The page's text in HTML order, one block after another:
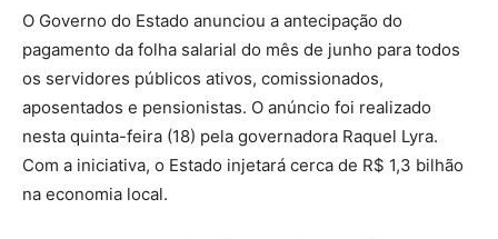
O Governo do Estado anunciou a antecipação do
pagamento da folha salarial do mês de junho para todos
os servidores públicos ativos, comissionados,
aposentados e pensionistas. O anúncio foi realizado
nesta quinta-feira (18) pela governadora Raquel Lyra.
Com a iniciativa, o Estado injetará cerca de R$ 1,3 bilhão
na economia local.